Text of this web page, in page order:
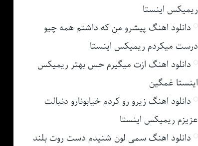
ریمیکس اینستا
دانلود اهنگ پیشرو من که داشتم همه چیو
درست میکردم ریمیکس اینستا
دانلود اهنگ ازت میگیرم حس بهتر ریمیکس
اینستا غمگین
دانلود اهنگ زیرو رو کردم خیابونارو دنبالت
عزیزم ریمیکس اینستا
دانلود اهنگ سمی لون شنیدم دست روت بلند